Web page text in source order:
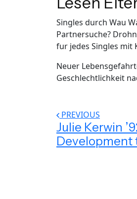
Singles durch Wau
Partnersuche?
fur jedes Singles mit
Neuer
Geschlechtlichkeit
PREVIOUS
Julie Kerwin
Development